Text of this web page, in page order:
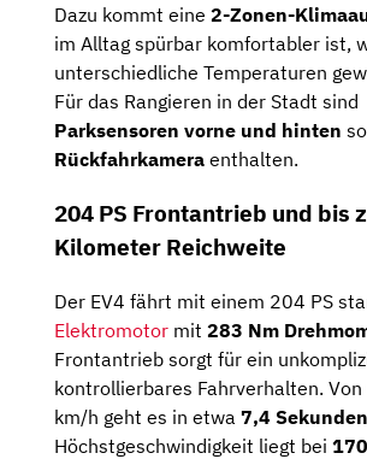
Dazu kommt eine 2-Zonen-
im Alltag spürbar komfortabler ist,
unterschiedliche Temperaturen
Für das Rangieren in der Stadt sind
Parksensoren vorne und hinten
Rückfahrkamera enthalten.
204 PS Frontantrieb und bis
Kilometer Reichweite
Der EV4 fährt mit einem 204 PS
Elektromotor mit 283 Nm
Frontantrieb sorgt für ein
kontrollierbares Fahrverhalten.
km/h geht es in etwa 7,4 Sekunden
Höchstgeschwindigkeit liegt bei